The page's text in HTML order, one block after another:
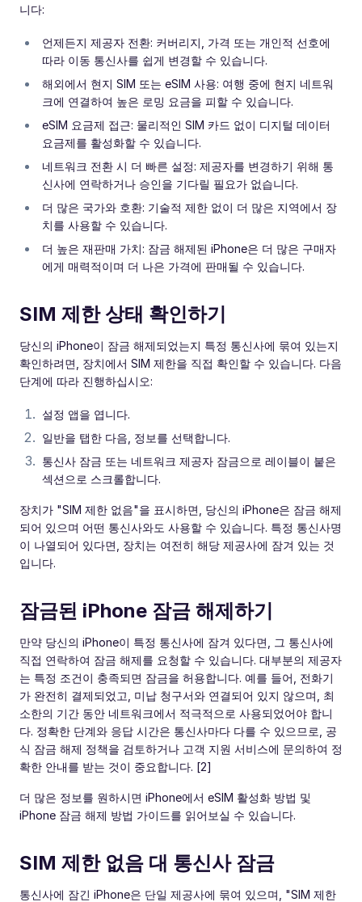
니다:
언제든지 제공자 전환: 커버리지, 가격 또는 개인적 선호에
따라 이동 통신사를 쉽게 변경할 수 있습니다.
해외에서 현지 SIM 또는 eSIM 사용: 여행 중에 현지 네트워
크에 연결하여 높은 로밍 요금을 피할 수 있습니다.
eSIM 요금제 접근: 물리적인 SIM 카드 없이 디지털 데이터
요금제를 활성화할 수 있습니다.
네트워크 전환 시 더 빠른 설정: 제공자를 변경하기 위해 통
신사에 연락하거나 승인을 기다릴 필요가 없습니다.
더 많은 국가와 호환: 기술적 제한 없이 더 많은 지역에서 장
치를 사용할 수 있습니다.
더 높은 재판매 가치: 잠금 해제된 iPhone은 더 많은 구매자
에게 매력적이며 더 나은 가격에 판매될 수 있습니다.
SIM 제한 상태 확인하기
당신의 iPhone이 잠금 해제되었는지 특정 통신사에 묶여 있는지
확인하려면, 장치에서 SIM 제한을 직접 확인할 수 있습니다. 다음
단계에 따라 진행하십시오:
설정 앱을 엽니다.
일반을 탭한 다음, 정보를 선택합니다.
통신사 잠금 또는 네트워크 제공자 잠금으로 레이블이 붙은
섹션으로 스크롤합니다.
장치가 "SIM 제한 없음"을 표시하면, 당신의 iPhone은 잠금 해제
되어 있으며 어떤 통신사와도 사용할 수 있습니다. 특정 통신사명
이 나열되어 있다면, 장치는 여전히 해당 제공사에 잠겨 있는 것
입니다.
잠금된 iPhone 잠금 해제하기
만약 당신의 iPhone이 특정 통신사에 잠겨 있다면, 그 통신사에
직접 연락하여 잠금 해제를 요청할 수 있습니다. 대부분의 제공자
는 특정 조건이 충족되면 잠금을 허용합니다. 예를 들어, 전화기
가 완전히 결제되었고, 미납 청구서와 연결되어 있지 않으며, 최
소한의 기간 동안 네트워크에서 적극적으로 사용되었어야 합니
다. 정확한 단계와 응답 시간은 통신사마다 다를 수 있으므로, 공
식 잠금 해제 정책을 검토하거나 고객 지원 서비스에 문의하여 정
확한 안내를 받는 것이 중요합니다. [2]
더 많은 정보를 원하시면 iPhone에서 eSIM 활성화 방법 및
iPhone 잠금 해제 방법 가이드를 읽어보실 수 있습니다.
SIM 제한 없음 대 통신사 잠금
통신사에 잠긴 iPhone은 단일 제공사에 묶여 있으며, "SIM 제한